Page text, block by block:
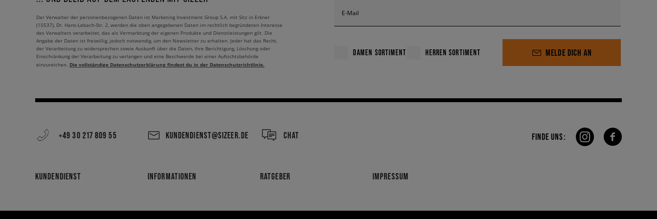
E-Mail
DAMEN SORTIMENT HERREN SORTIMENT MELDE DICH AN
Der Verwalter der personenbezogenen Daten ist Marketing Investment Group S.A. mit Sitz in Erkner
(15537), Dr. Hans-Lebach-Str. 2, werden die oben angegebenen Daten im rechtlich begründeten Interesse
des Verwalters verarbeitet, das als Vermarktung der eigenen Produkte und Dienstleistungen gilt. Die
Angabe der Daten ist freiwillig, jedoch notwendig, um den Newsletter zu erhalten. Jeder hat das Recht,
der Verarbeitung zu widersprechen sowie Auskunft über die Daten, ihre Berichtigung, Löschung oder
Einschränkung der Verarbeitung zu verlangen und eine Beschwerde bei einer Aufsichtsbehörde
einzureichen. Die vollständige Datenschutzerklärung findest du in der Datenschutzrichtlinie.
+49 30 217 809 55 KUNDENDIENST@SIZEER.DE CHAT
KUNDENDIENST INFORMATIONEN RATGEBER IMPRESSUM
FINDE UNS: